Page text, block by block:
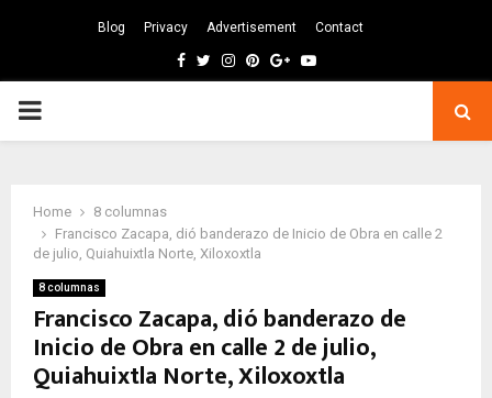
Blog Privacy Advertisement Contact
Facebook
TwitterInstagram
Pinterest
GoogleYoutube
PRIMARY
Home
8 columnas
Francisco Zacapa, dió banderazo de Inicio de Obra en calle 2
de julio, Quiahuixtla Norte, Xiloxoxtla
8 columnas
Francisco Zacapa, dió banderazo de
Inicio de Obra en calle 2 de julio,
Quiahuixtla Norte, Xiloxoxtla